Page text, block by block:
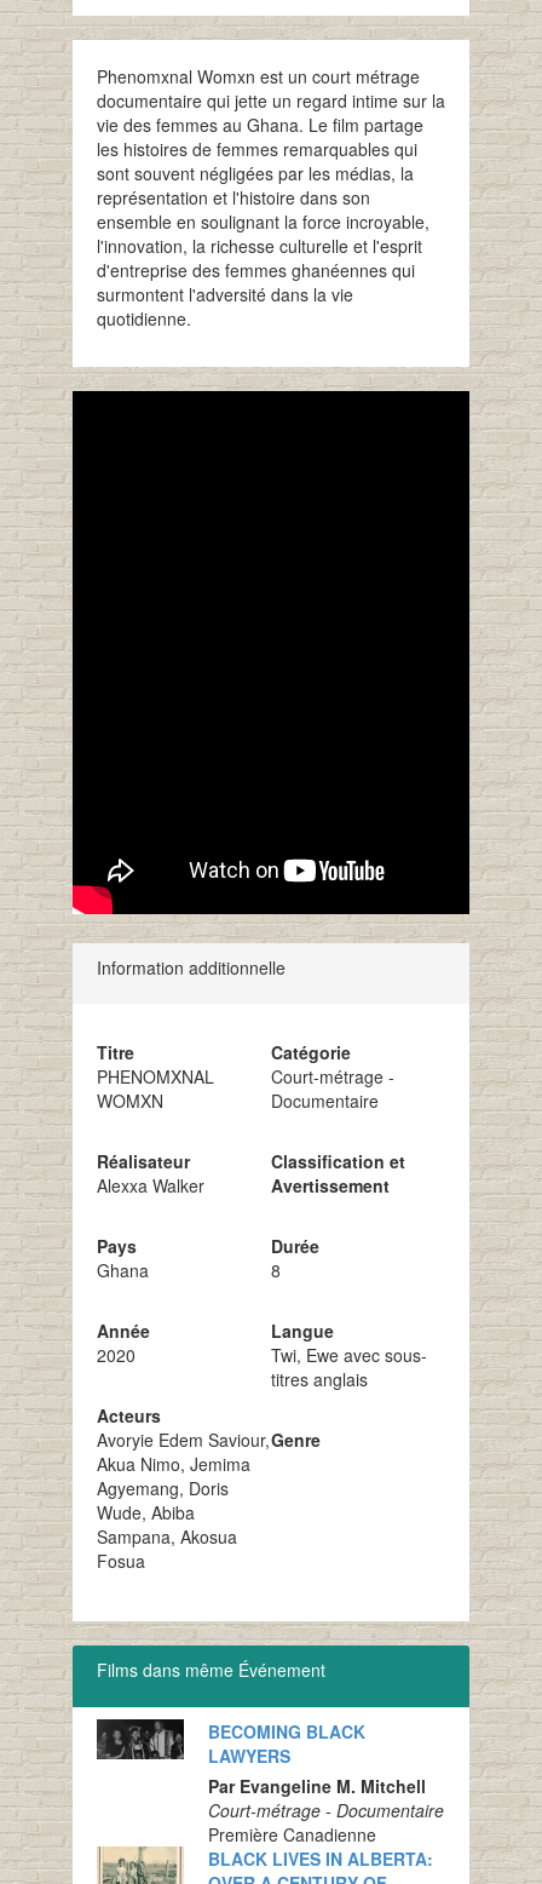
Phenomxnal Womxn est un court métrage
documentaire qui jette un regard intime sur la
vie des femmes au Ghana. Le film partage
les histoires de femmes remarquables qui
sont souvent négligées par les médias, la
représentation et l'histoire dans son
ensemble en soulignant la force incroyable,
l'innovation, la richesse culturelle et l'esprit
d'entreprise des femmes ghanéennes qui
surmontent l'adversité dans la vie
quotidienne.
Information additionnelle
Titre
PHENOMXNAL
WOMXN
Réalisateur
Alexxa Walker
Pays
Ghana
Année
2020
Acteurs
Avoryie Edem Saviour,
Akua Nimo, Jemima
Agyemang, Doris
Wude, Abiba
Sampana, Akosua
Fosua
Catégorie
Court-métrage -
Documentaire
Classification et
Avertissement
Durée
8
Langue
Twi, Ewe avec sous-
titres anglais
Genre
Films dans même Événement
BECOMING BLACK
LAWYERS
Par Evangeline M. Mitchell
Court-métrage - Documentaire
Première Canadienne
BLACK LIVES IN ALBERTA: